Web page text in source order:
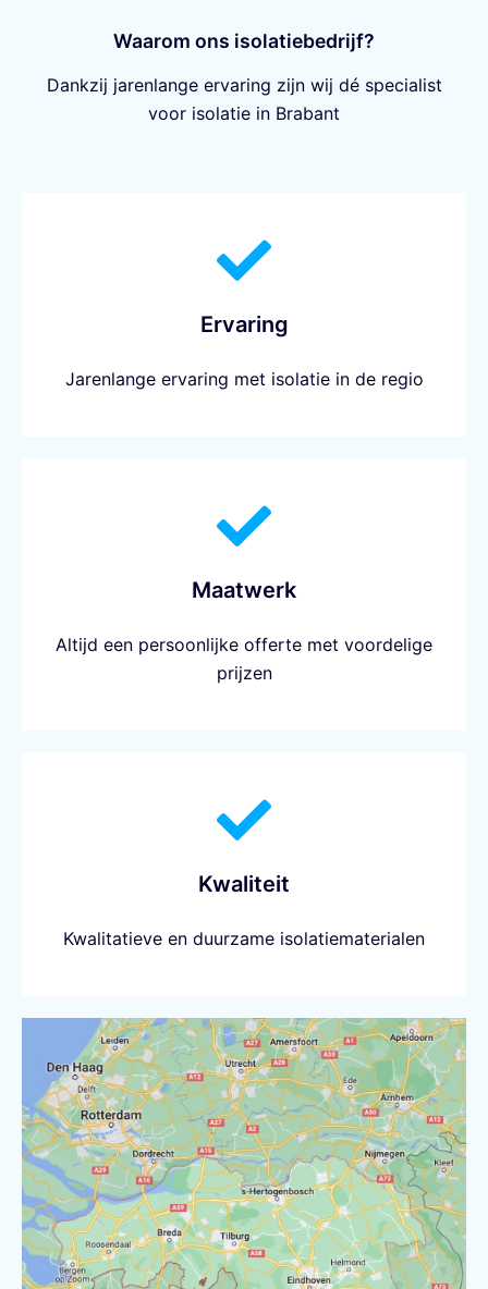
Waarom ons isolatiebedrijf?
Dankzij jarenlange ervaring zijn wij dé specialist
voor isolatie in Brabant
Ervaring
Jarenlange ervaring met isolatie in de regio
Maatwerk
Altijd een persoonlijke offerte met voordelige
prijzen
Kwaliteit
Kwalitatieve en duurzame isolatiematerialen